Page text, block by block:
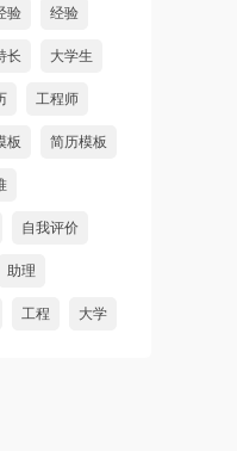
验 经验
长 大学生
工程师
板 简历模板
自我评价
助理
工程 大学